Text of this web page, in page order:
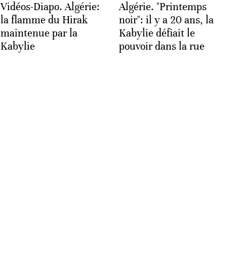
Vidéos-Diapo. Algérie:
la flamme du Hirak
maintenue par la
Kabylie
Algérie. "Printemps
noir": il y a 20 ans, la
Kabylie défiait le
pouvoir dans la rue